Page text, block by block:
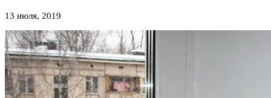
13 июля, 2019